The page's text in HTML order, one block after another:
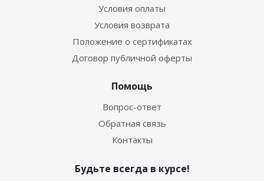
Условия оплаты
Условия возврата
Положение о сертификатах
Договор публичной оферты
Помощь
Вопрос-ответ
Обратная связь
Контакты
Будьте всегда в курсе!